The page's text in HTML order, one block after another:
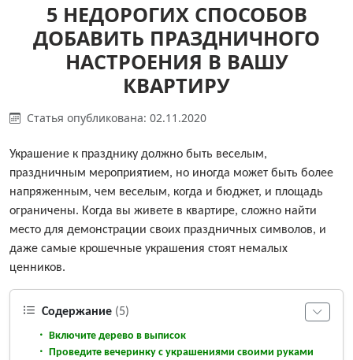
5 НЕДОРОГИХ СПОСОБОВ
ДОБАВИТЬ ПРАЗДНИЧНОГО
НАСТРОЕНИЯ В ВАШУ
КВАРТИРУ
Статья опубликована: 02.11.2020
Украшение к празднику должно быть веселым,
праздничным мероприятием, но иногда может быть более
напряженным, чем веселым, когда и бюджет, и площадь
ограничены. Когда вы живете в квартире, сложно найти
место для демонстрации своих праздничных символов, и
даже самые крошечные украшения стоят немалых
ценников.
Содержание (5)
Включите дерево в выписок
Проведите вечеринку с украшениями своими руками